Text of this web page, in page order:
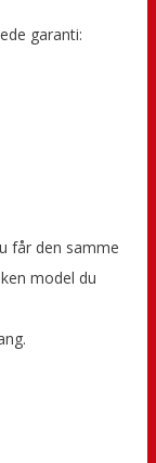
garanti:
får den samme
model du